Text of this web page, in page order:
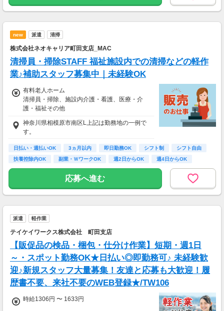
new 派遣 清掃
株式会社ネオキャリア町田支店_MAC
清掃員・掃除STAFF 福祉施設内での清掃などの軽作
業♪補助スタッフ募集中｜未経験OK
有料老人ホーム
清掃員・掃除、施設内介護・看護、医療・介
護・福祉その他
時給1,600円
【経験・お持ちの資格によって異なります】
■未経験の方（無資格）：時給1600円～
■未経験の方（有資格）：時給1600円～
■経験者（有資格）：時給1800円～
神奈川県相模原市南区L上記は勤務地の一例で
す。
日払い・週払いOK 3ヵ月以内 即日勤務OK シフト制
シフト自由
扶養控除内OK
副業・ＷワークOK 週2日からOK 週4日からOK
応募へ進む
派遣 軽作業
テイケイワークス株式会社 町田支店
【販促品の検品・梱包・仕分け作業】短期・週1日
～・スポット勤務OK★日払い◎即勤務可♪ 未経験歓
迎♪新規スタッフ大量募集！友達と応募も大歓迎！履
歴書不要、来社不要のWEB登録★/TW106
時給1306円 〜 1633円